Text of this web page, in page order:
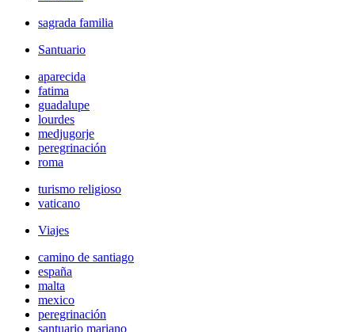
sagrada familia
Santuario
aparecida
fatima
guadalupe
lourdes
medjugorje
peregrinación
roma
turismo religioso
vaticano
Viajes
camino de santiago
españa
malta
mexico
peregrinación
santuario mariano